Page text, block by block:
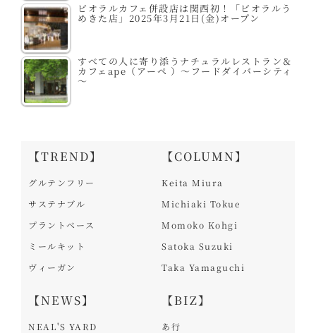
ビオラルカフェ併設店は関西初！「ビオラルう
めきた店」2025年3月21日(金)オープン
すべての人に寄り添うナチュラルレストラン＆
カフェape（アーペ ）～フードダイバーシティ
～
【TREND】
グルテンフリー
サステナブル
プラントベース
ミールキット
ヴィーガン
【NEWS】
NEAL'S YARD
【COLUMN】
Keita Miura
Michiaki Tokue
Momoko Kohgi
Satoka Suzuki
Taka Yamaguchi
【BIZ】
あ行